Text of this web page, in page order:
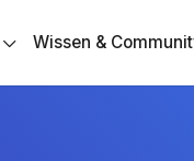
Wissen &